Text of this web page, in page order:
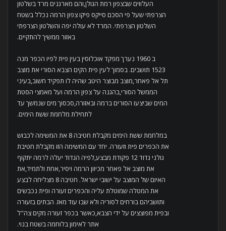
העלווים שבצפון רמת הגולן,והם מארגנים מרד בשלטון
הצרפתי שעל פי הסכם סייקס פיקו צפון הרמה נכלל בשטח
השלטון הצרפתי. המרד לא עולה יפה והשלטון הצרפתי
באזור ממשיך להתקיים.
ב 1960 נערך מפקד אוכלוסין בעין פית לפיו הכפר מנה
1523 תושבים. בסמוך לעין פית הקים הצבא הסורי את מוצב
תל אל פאחר,מוצב מבוצר היטב שהיה לו תפקיד חשוב,בעיני
הממשל הסורי,בהגנה על צפון הרמה ועל מאמצי הסטת
המים שביצעו הסורים ברמה ובאזורה,סכסוך מים שנמשך עד
לתחילת מלחמת ששת הימים.
במלחמת ששת הימים מקבלת חטיבה 8 את המשימה לכבוש
את הכפרים פית וזעורה. יחד עם המשימה הזו מקבלת חטיבת
גולני גדוד 12 פקודת מבצע,לפיה הגדוד יעלה לרמה יתקוף
את מוצב אל פאחר מכיוון הרמה ויסיר,אחת ולתמיד,את
האיום של המוצב על ישובי ישראל. חטיבה 8 מצליחה לבצע
את המטלה שמוטלת עליה והכפרים זעורה ופית נכבשים
ותושביהם בורחים לסוריה ולא שבו עוד מאז. הבתים בזעורה
ובפית מפוצצים על ידי הצבא,כאשר בכפר זעורה מקים צה"ל
אתר לאימון בלוחמה בשטח בנוי.